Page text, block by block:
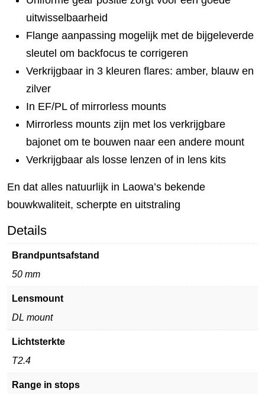
uitwisselbaarheid
Flange aanpassing mogelijk met de bijgeleverde
sleutel om backfocus te corrigeren
Verkrijgbaar in 3 kleuren flares: amber, blauw en
zilver
In EF/PL of mirrorless mounts
Mirrorless mounts zijn met los verkrijgbare
bajonet om te bouwen naar een andere mount
Verkrijgbaar als losse lenzen of in lens kits
En dat alles natuurlijk in Laowa’s bekende
bouwkwaliteit, scherpte en uitstraling
Details
Brandpuntsafstand
50 mm
Lensmount
DL mount
Lichtsterkte
T2.4
Range in stops